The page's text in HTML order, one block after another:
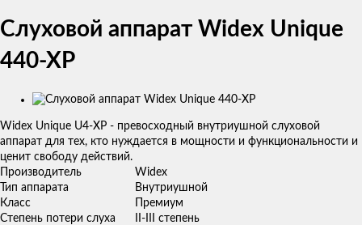
Слуховой аппарат Widex Unique
440-XP
Изображения
​Widex Unique U4-XP - превосходный внутриушной слуховой
аппарат для тех, кто нуждается в мощности и функциональности и
ценит свободу действий.
Производитель
Widex
Тип аппарата
Внутриушной
Класс
Премиум
Степень потери слуха
II-III степень